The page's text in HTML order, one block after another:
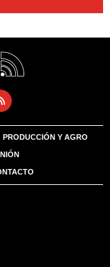
PRODUCCIÓN Y AGRO